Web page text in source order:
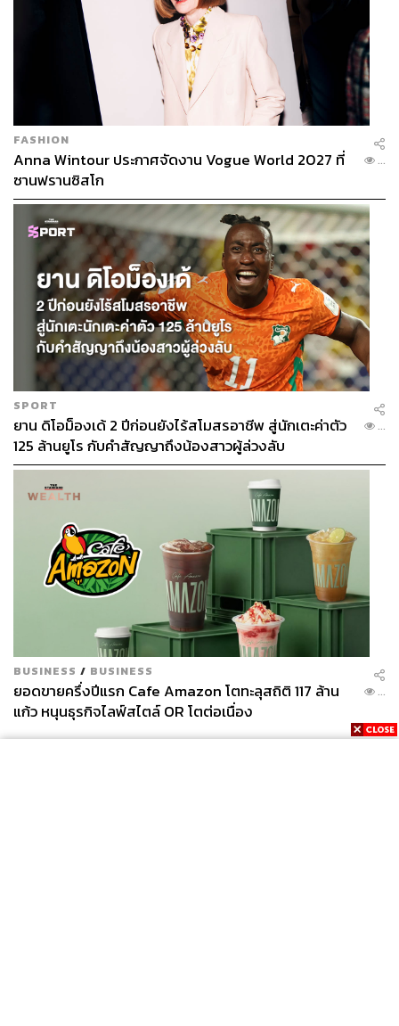
FASHION
Anna Wintour ประกาศจัดงาน Vogue World 2027 ที่
ซานฟรานซิสโก
...
SPORT
ยาน ดิโอม็องเด้ 2 ปีก่อนยังไร้สโมสรอาชีพ สู่นักเตะค่าตัว
125 ล้านยูโร กับคำสัญญาถึงน้องสาวผู้ล่วงลับ
...
BUSINESS / BUSINESS
ยอดขายครึ่งปีแรก Cafe Amazon โตทะลุสถิติ 117 ล้าน
แก้ว หนุนธุรกิจไลฟ์สไตล์ OR โตต่อเนื่อง
...